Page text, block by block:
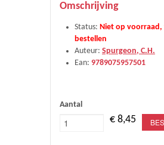
Omschrijving
Status: Niet op voorraad,
bestellen
Auteur: Spurgeon, C.H.
Ean: 9789075957501
Aantal
€ 8,45